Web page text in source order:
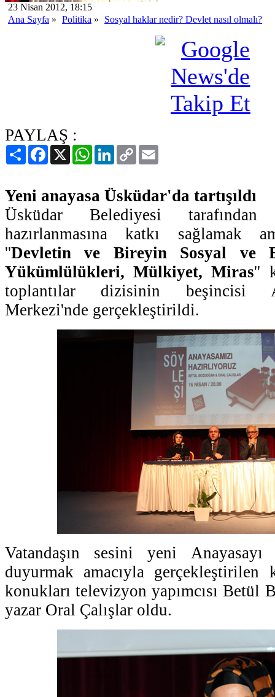
23 Nisan 2012, 18:15
Ana Sayfa » Politika » Sosyal haklar nedir? Devlet nasıl olmalı?
PAYLAŞ :
PaylaşFacebook
X WhatsAppLinkedIn
Copy
Link
Yeni anayasa Üsküdar'da tartışıldı
Üsküdar Belediyesi tarafından
hazırlanmasına katkı sağlamak
''Devletin ve Bireyin Sosyal ve
Yükümlülükleri, Mülkiyet, Miras''
toplantılar dizisinin beşincisi
Merkezi'nde gerçekleştirildi.
Vatandaşın sesini yeni
duyurmak amacıyla gerçekleştirilen
konukları televizyon yapımcısı Betül
yazar Oral Çalışlar oldu.